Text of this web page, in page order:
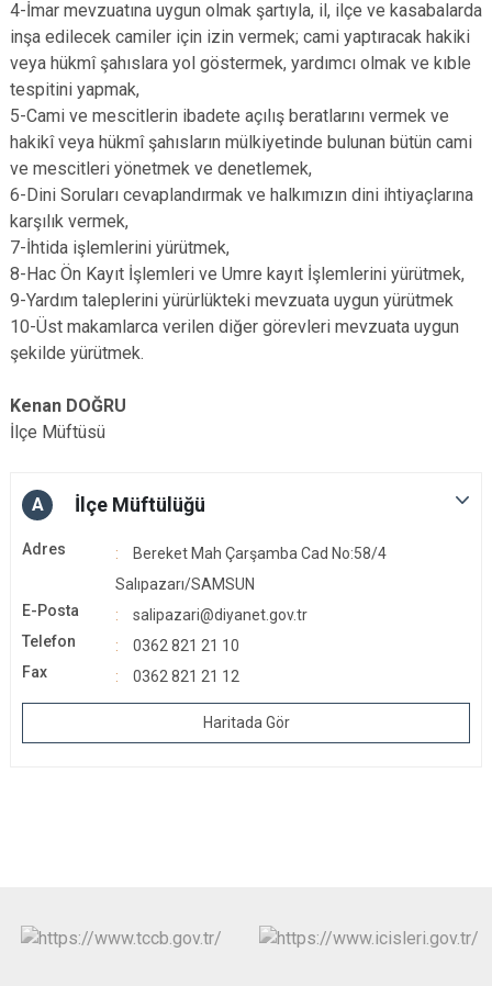
4-İmar mevzuatına uygun olmak şartıyla, il, ilçe ve kasabalarda
inşa edilecek camiler için izin vermek; cami yaptıracak hakiki
veya hükmî şahıslara yol göstermek, yardımcı olmak ve kıble
tespitini yapmak,
5-Cami ve mescitlerin ibadete açılış beratlarını vermek ve
hakikî veya hükmî şahısların mülkiyetinde bulunan bütün cami
ve mescitleri yönetmek ve denetlemek,
6-Dini Soruları cevaplandırmak ve halkımızın dini ihtiyaçlarına
karşılık vermek,
7-İhtida işlemlerini yürütmek,
8-Hac Ön Kayıt İşlemleri ve Umre kayıt İşlemlerini yürütmek,
9-Yardım taleplerini yürürlükteki mevzuata uygun yürütmek
10-Üst makamlarca verilen diğer görevleri mevzuata uygun
şekilde yürütmek.
Kenan DOĞRU
İlçe Müftüsü
A İlçe Müftülüğü
Adres
Bereket Mah Çarşamba Cad No:58/4
Salıpazarı/SAMSUN
E-Posta
salipazari@diyanet.gov.tr
Telefon
0362 821 21 10
Fax
0362 821 21 12
Haritada Gör